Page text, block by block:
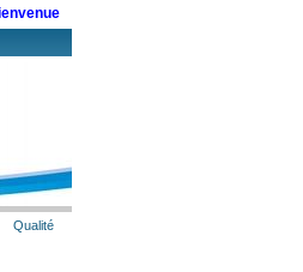
Qualité